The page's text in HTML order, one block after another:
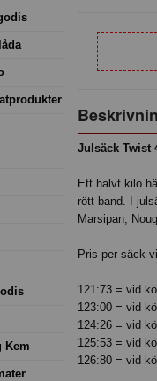
Kem
Julsäck Twist
Ett halvt kilo
rött band. I
Marsipan,
Pris per säck
121:73 = vid
123:00 = vid
124:26 = vid
125:53 = vid
126:80 = vid